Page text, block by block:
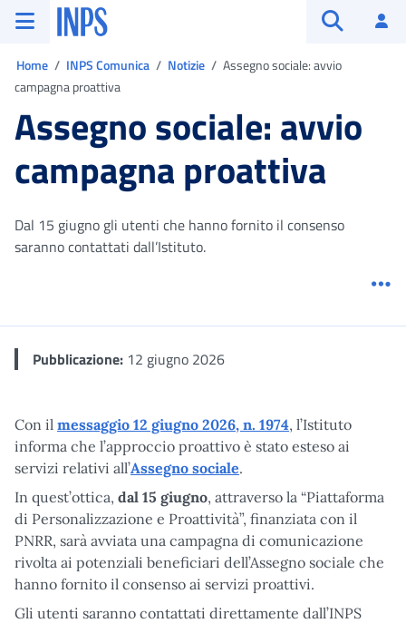
Vai al menu principale
Vai al contenuto principale
Vai al pie' di pagina
INPS ()
Home INPS Comunica Notizie
Assegno sociale: avvio
campagna proattiva
Assegno sociale: avvio
campagna proattiva
Dal 15 giugno gli utenti che hanno fornito il consenso
saranno contattati dall’Istituto.
Pubblicazione: 12 giugno 2026
Con il messaggio 12 giugno 2026, n. 1974, l’Istituto
informa che l’approccio proattivo è stato esteso ai
servizi relativi all’Assegno sociale.
In quest’ottica, dal 15 giugno, attraverso la “Piattaforma
di Personalizzazione e Proattività”, finanziata con il
PNRR, sarà avviata una campagna di comunicazione
rivolta ai potenziali beneficiari dell’Assegno sociale che
hanno fornito il consenso ai servizi proattivi.
Gli utenti saranno contattati direttamente dall’INPS